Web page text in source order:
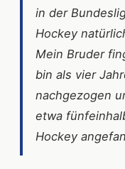
in der
Hockey
Mein Bruder
bin als vier
nachgezogen
etwa
Hockey